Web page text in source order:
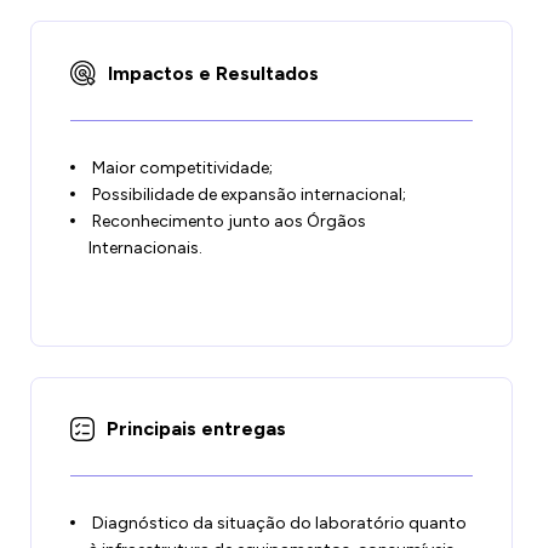
Impactos e Resultados
Maior competitividade;
Possibilidade de expansão internacional;
Reconhecimento junto aos Órgãos
Internacionais.
Principais entregas
Diagnóstico da situação do laboratório quanto